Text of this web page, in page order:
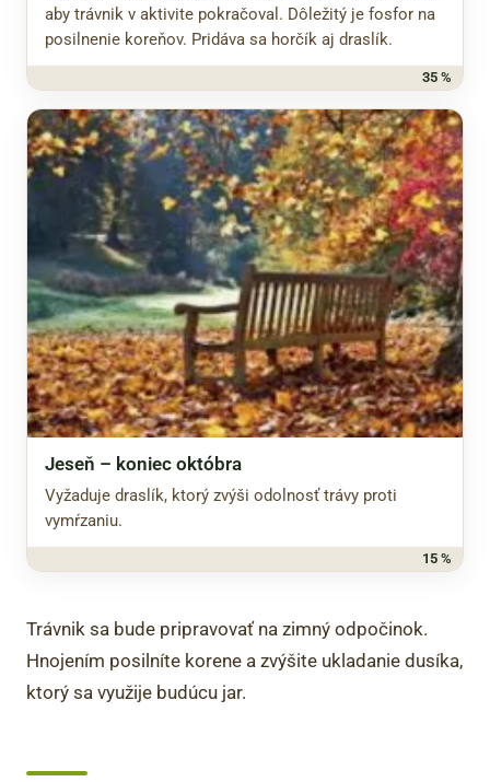
aby trávnik v aktivite pokračoval. Dôležitý je fosfor na
posilnenie koreňov. Pridáva sa horčík aj draslík.
35 %
Jeseň – koniec októbra
Vyžaduje draslík, ktorý zvýši odolnosť trávy proti
vymŕzaniu.
15 %
Trávnik sa bude pripravovať na zimný odpočinok.
Hnojením posilníte korene a zvýšite ukladanie dusíka,
ktorý sa využije budúcu jar.